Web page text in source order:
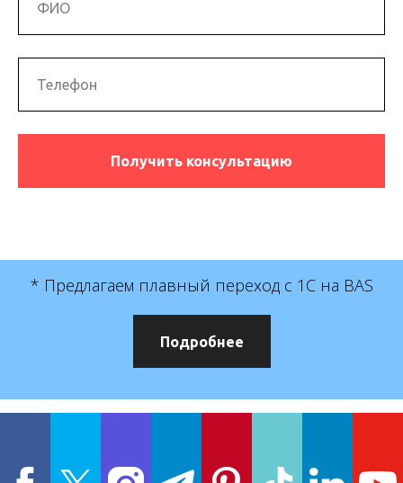
Получить консультацию
* Предлагаем плавный переход с 1С на BAS
Подробнее